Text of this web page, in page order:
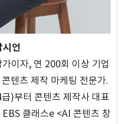
시언
이자, 연 200회 이상 기업
텐츠 제작 마케팅 전문가.
)부터 콘텐츠 제작사 대표
클래스e <AI 콘텐츠 창